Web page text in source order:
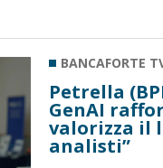
BANCAFORTE
Petrella
GenAI
valorizza il
analisti”